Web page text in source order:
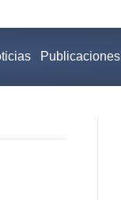
Publicaciones